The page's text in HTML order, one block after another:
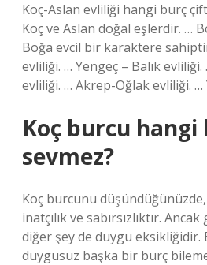
Koç-Aslan evliliği hangi burç
Koç ve Aslan doğal eşlerdir. …
Boğa evcil bir karaktere
evliliği. … Yengeç – Balık
evliliği. … Akrep-Oğlak evliliği. …
Koç burcu hangi
sevmez?
Koç burcunu düşündüğünüzde,
inatçılık ve sabırsızlıktır.
diğer şey de duygu eksikliğidir.
duygusuz başka bir burç